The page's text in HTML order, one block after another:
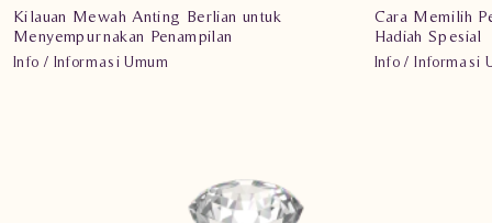
Kilauan Mewah Anting Berlian untuk
Menyempurnakan Penampilan
Info / Informasi Umum
Cara Memilih
Hadiah Spesial
Info / Informasi